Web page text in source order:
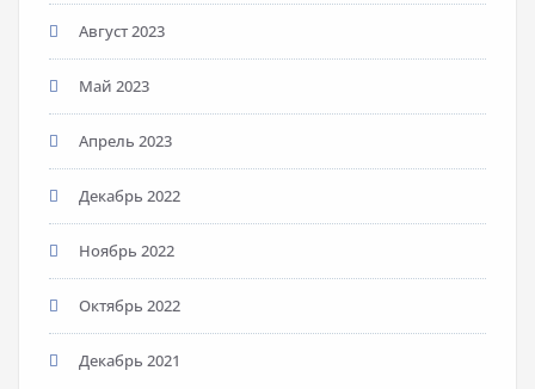
Август 2023
Май 2023
Апрель 2023
Декабрь 2022
Ноябрь 2022
Октябрь 2022
Декабрь 2021